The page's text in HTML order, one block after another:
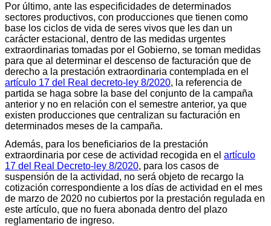
Por último, ante las especificidades de determinados
sectores productivos, con producciones que tienen como
base los ciclos de vida de seres vivos que les dan un
carácter estacional, dentro de las medidas urgentes
extraordinarias tomadas por el Gobierno, se toman medidas
para que al determinar el descenso de facturación que de
derecho a la prestación extraordinaria contemplada en el
artículo 17 del Real decreto-ley 8/2020, la referencia de
partida se haga sobre la base del conjunto de la campaña
anterior y no en relación con el semestre anterior, ya que
existen producciones que centralizan su facturación en
determinados meses de la campaña.
Además, para los beneficiarios de la prestación
extraordinaria por cese de actividad recogida en el artículo
17 del Real Decreto-ley 8/2020, para los casos de
suspensión de la actividad, no será objeto de recargo la
cotización correspondiente a los días de actividad en el mes
de marzo de 2020 no cubiertos por la prestación regulada en
este artículo, que no fuera abonada dentro del plazo
reglamentario de ingreso.